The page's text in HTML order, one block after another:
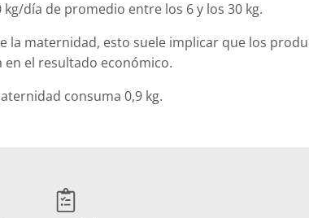
día de promedio entre los 6 y los 30 kg.
maternidad, esto suele implicar que los
el resultado económico.
consuma 0,9 kg.